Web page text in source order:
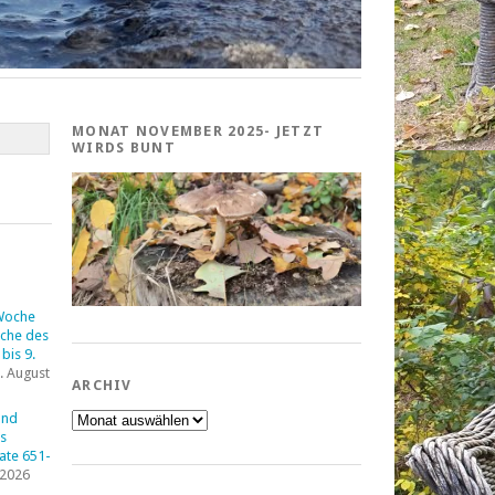
des
9.
August
651-
MONAT NOVEMBER 2025- JETZT
WIRDS BUNT
ARCHIV
Archiv